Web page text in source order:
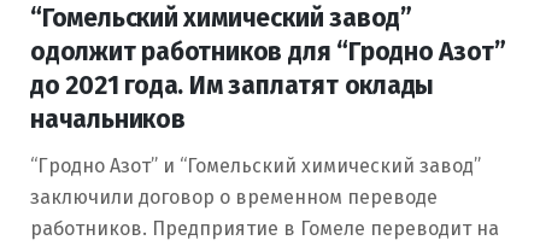
“Гомельский химический завод”
одолжит работников для “Гродно Азот”
до 2021 года. Им заплатят оклады
начальников
“Гродно Азот” и “Гомельский химический завод”
заключили договор о временном переводе
работников. Предприятие в Гомеле переводит на